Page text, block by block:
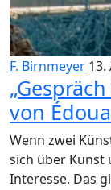
F. Birnmeyer 13.
von
Wenn zwei
sich über Kunst
Interesse. Das